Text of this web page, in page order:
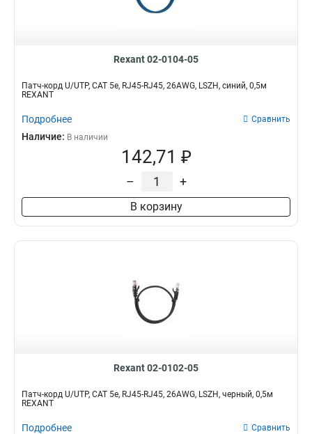
Rexant 02-0104-05
Патч-корд U/UTP, CAT 5e, RJ45-RJ45, 26AWG, LSZH, синий, 0,5м
REXANT
Подробнее Сравнить
Наличие: В наличии
142,71 ₽
– +
В корзину
Rexant 02-0102-05
Патч-корд U/UTP, CAT 5e, RJ45-RJ45, 26AWG, LSZH, черный, 0,5м
REXANT
Подробнее Сравнить